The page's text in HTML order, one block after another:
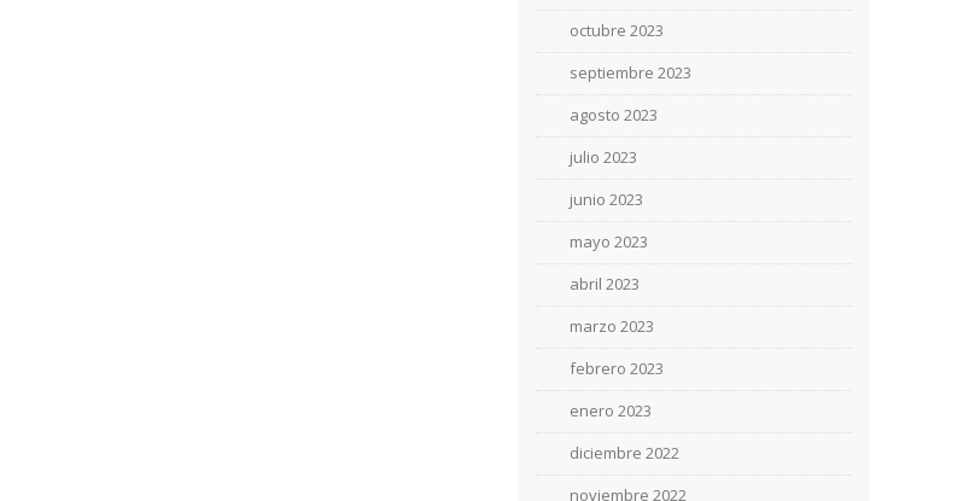
octubre 2023
septiembre 2023
agosto 2023
julio 2023
junio 2023
mayo 2023
abril 2023
marzo 2023
febrero 2023
enero 2023
diciembre 2022
noviembre 2022